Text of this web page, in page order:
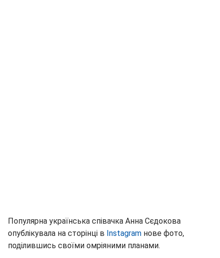
Популярна українська співачка Анна Сєдокова
опублікувала на сторінці в Instagram нове фото,
поділившись своїми омріяними планами.